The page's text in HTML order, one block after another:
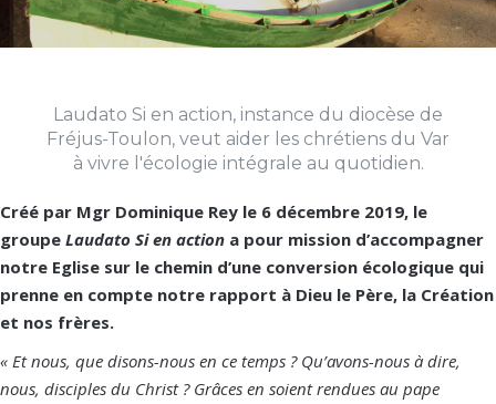
Laudato Si en action, instance du diocèse de
Fréjus-Toulon, veut aider les chrétiens du Var
à vivre l'écologie intégrale au quotidien.
Créé par Mgr Dominique Rey le 6 décembre 2019, le
groupe Laudato Si en action a pour mission d’accompagner
notre Eglise sur le chemin d’une conversion écologique qui
prenne en compte notre rapport à Dieu le Père, la Création
et nos frères.
« Et nous, que disons-nous en ce temps ? Qu’avons-nous à dire,
nous, disciples du Christ ? Grâces en soient rendues au pape